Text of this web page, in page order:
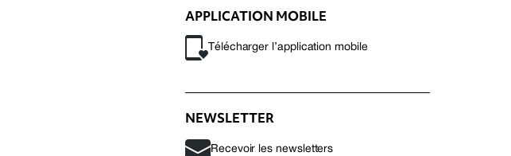
APPLICATION MOBILE
Télécharger l’application mobile
NEWSLETTER
Recevoir les newsletters